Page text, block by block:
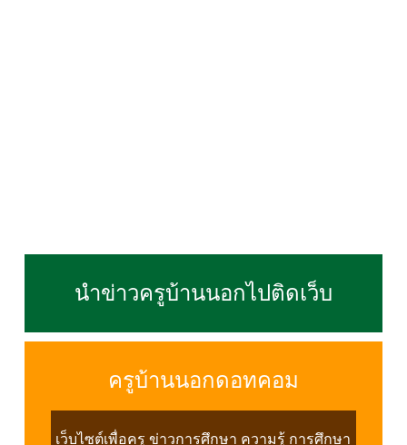
นำข่าวครูบ้านนอกไปติดเว็บ
ครูบ้านนอกดอทคอม
เว็บไซต์เพื่อครู ข่าวการศึกษา ความรู้ การศึกษา